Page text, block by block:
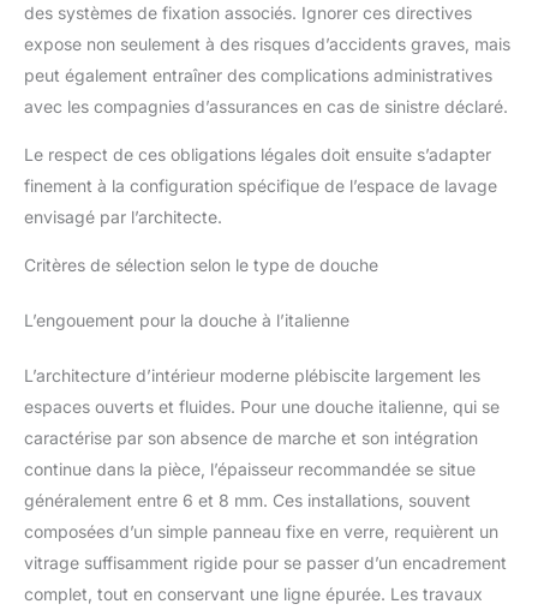
des systèmes de fixation associés. Ignorer ces directives
expose non seulement à des risques d’accidents graves, mais
peut également entraîner des complications administratives
avec les compagnies d’assurances en cas de sinistre déclaré.
Le respect de ces obligations légales doit ensuite s’adapter
finement à la configuration spécifique de l’espace de lavage
envisagé par l’architecte.
Critères de sélection selon le type de douche
L’engouement pour la douche à l’italienne
L’architecture d’intérieur moderne plébiscite largement les
espaces ouverts et fluides. Pour une douche italienne, qui se
caractérise par son absence de marche et son intégration
continue dans la pièce, l’épaisseur recommandée se situe
généralement entre 6 et 8 mm. Ces installations, souvent
composées d’un simple panneau fixe en verre, requièrent un
vitrage suffisamment rigide pour se passer d’un encadrement
complet, tout en conservant une ligne épurée. Les travaux